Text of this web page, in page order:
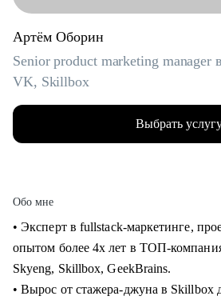
Артём Оборин
Senior product marketing manager
VK, Skillbox
Выбрать
Обо мне
• Эксперт в fullstack-маркетинге,
опытом более 4х лет в ТОП-
Skyeng, Skillbox, GeekBrains.
• Вырос от стажера-джуна в Skillbox